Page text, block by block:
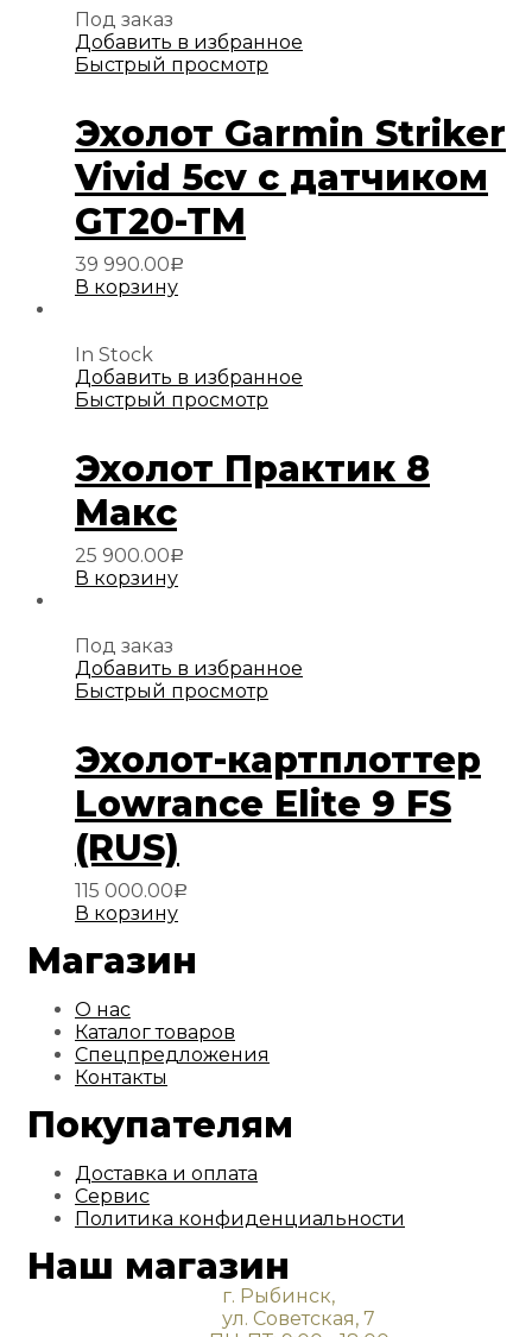
Под заказ
Добавить в избранное
Быстрый просмотр
Эхолот Garmin Striker
Vivid 5cv с датчиком
GT20-TM
39 990.00Р
В корзину
In Stock
Добавить в избранное
Быстрый просмотр
Эхолот Практик 8
Макс
25 900.00Р
В корзину
Под заказ
Добавить в избранное
Быстрый просмотр
Эхолот-картплоттер
Lowrance Elite 9 FS
(RUS)
115 000.00Р
В корзину
Магазин
О нас
Каталог товаров
Спецпредложения
Контакты
Покупателям
Доставка и оплата
Сервис
Политика конфиденциальности
Наш магазин
г. Рыбинск,
ул. Советская, 7